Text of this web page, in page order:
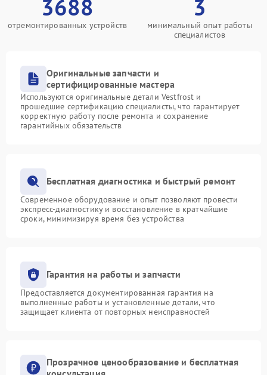
3688
отремонтированных устройств
3
минимальный опыт работы
специалистов
Оригинальные запчасти и
сертифицированные мастера
Используются оригинальные детали Vestfrost и
прошедшие сертификацию специалисты, что гарантирует
корректную работу после ремонта и сохранение
гарантийных обязательств
Бесплатная диагностика и быстрый ремонт
Современное оборудование и опыт позволяют провести
экспресс-диагностику и восстановление в кратчайшие
сроки, минимизируя время без устройства
Гарантия на работы и запчасти
Предоставляется документированная гарантия на
выполненные работы и установленные детали, что
защищает клиента от повторных неисправностей
Прозрачное ценообразование и бесплатная